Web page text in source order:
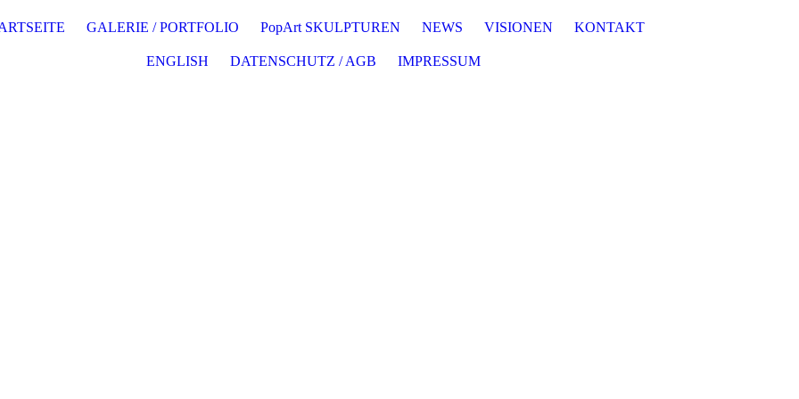
GALERIE / PORTFOLIO PopArt SKULPTUREN NEWS VISIONEN KONTAKT
ENGLISH DATENSCHUTZ / AGB IMPRESSUM